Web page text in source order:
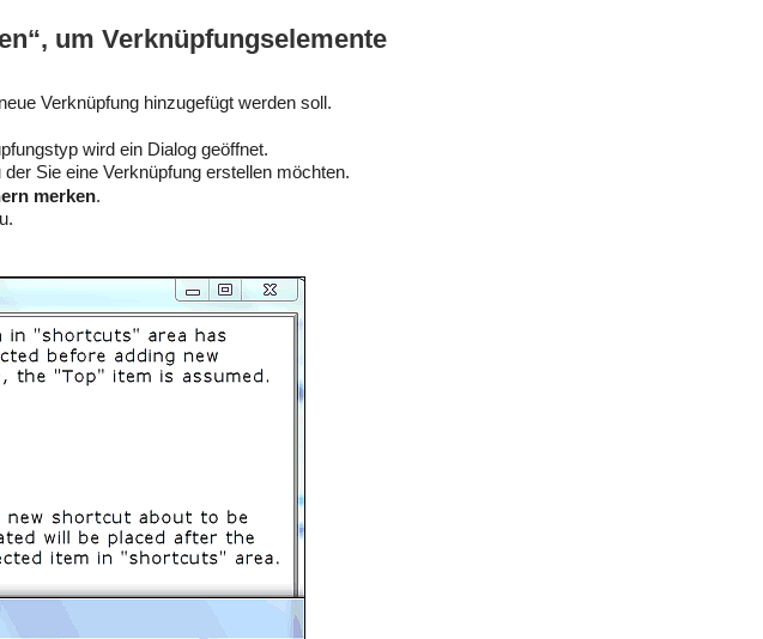
um Verknüpfungselemente
Verknüpfung hinzugefügt werden soll.
wird ein Dialog geöffnet.
Sie eine Verknüpfung erstellen möchten.
merken.